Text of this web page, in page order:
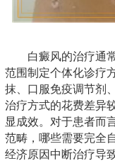
白癜风的治疗通
范围制定个体化诊疗
抹、口服免疫调节剂
治疗方式的花费差异
显成效。对于患者而
范畴，哪些需要完全
经济原因中断治疗导